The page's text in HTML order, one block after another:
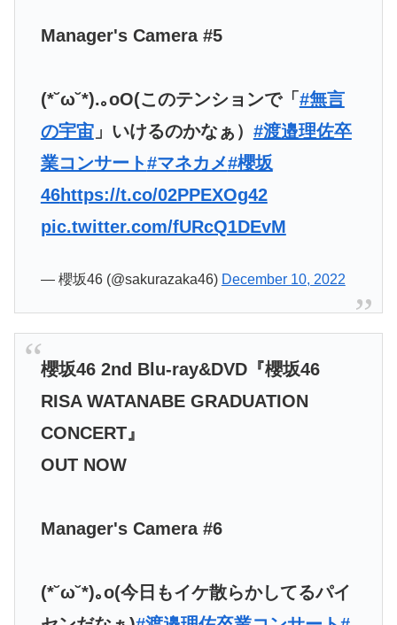
Manager's Camera #5
(*˘ω˘*).｡oO(このテンションで「 #無言
の宇宙」いけるのかなぁ） #渡邉理佐卒
業コンサート#マネカメ#櫻坂
46https://t.co/02PPEXOg42
pic.twitter.com/fURcQ1DEvM
— 櫻坂46 (@sakurazaka46) December 10, 2022
櫻坂46 2nd Blu-ray&DVD『櫻坂46
RISA WATANABE GRADUATION
CONCERT』
OUT NOW
Manager's Camera #6
(*˘ω˘*)｡o(今日もイケ散らかしてるパイ